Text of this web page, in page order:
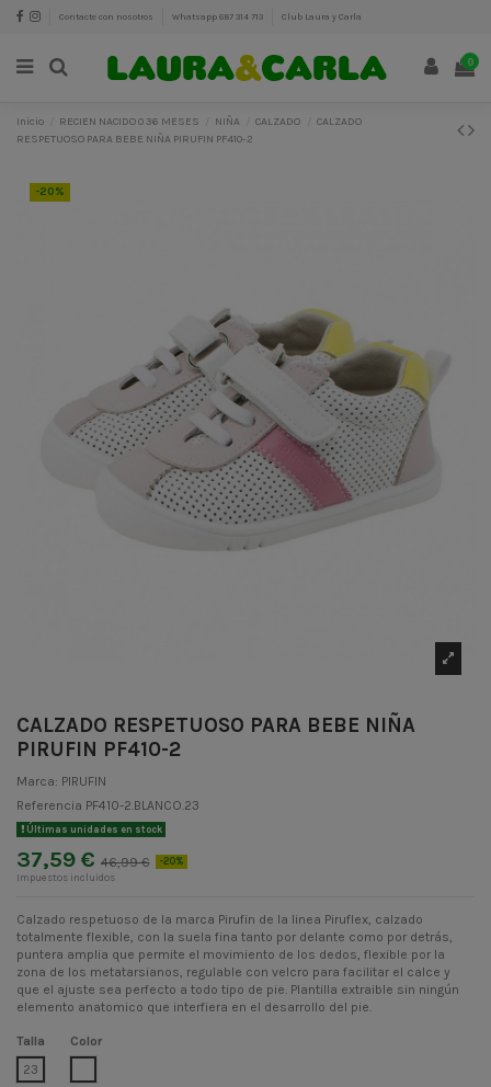
Contacte con nosotros Whatsapp 687 314 713 Club Laura y Carla
0
Inicio RECIEN NACIDO 0 36 MESES NIÑA CALZADO
CALZADO
RESPETUOSO PARA BEBE NIÑA PIRUFIN PF410-2
-20%
CALZADO RESPETUOSO PARA BEBE NIÑA
PIRUFIN PF410-2
Marca: PIRUFIN
Referencia PF410-2.BLANCO.23
Últimas unidades en stock
37,59 € 46,99 € -20%
Impuestos incluidos
Calzado respetuoso de la marca Pirufin de la linea Piruflex, calzado
totalmente flexible, con la suela fina tanto por delante como por detrás,
puntera amplia que permite el movimiento de los dedos, flexible por la
zona de los metatarsianos, regulable con velcro para facilitar el calce y
que el ajuste sea perfecto a todo tipo de pie. Plantilla extraible sin ningún
elemento anatomico que interfiera en el desarrollo del pie.
Talla
23
Color